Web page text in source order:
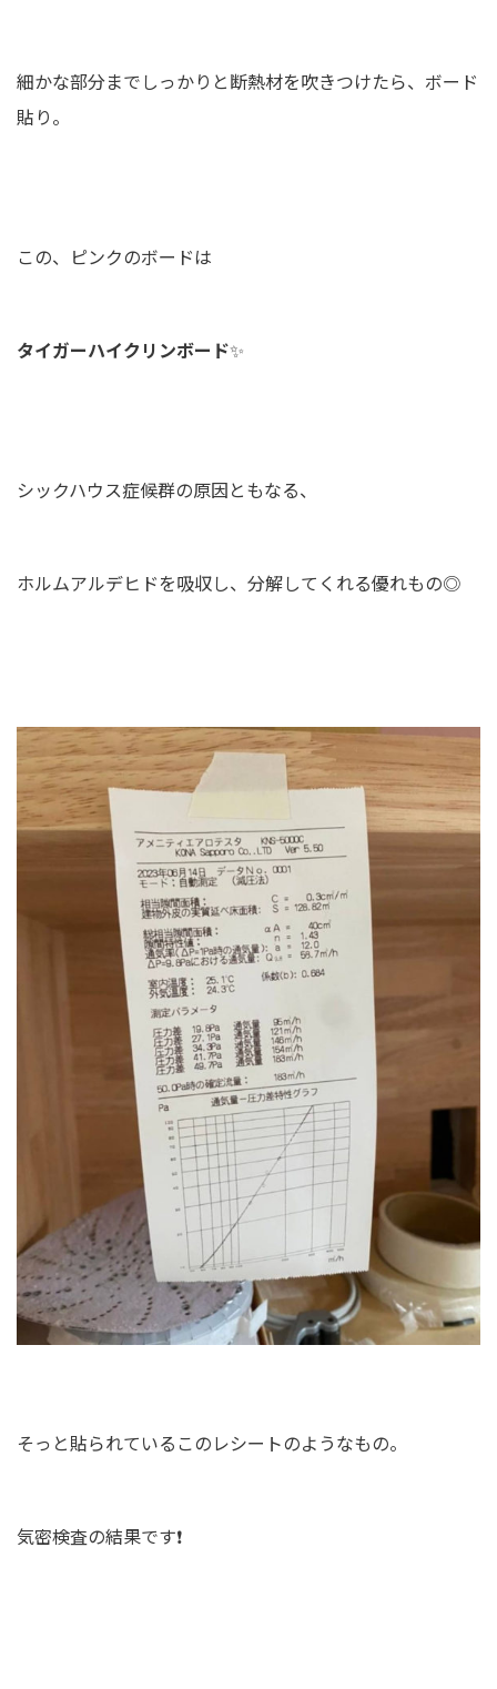
細かな部分までしっかりと断熱材を吹きつけたら、ボード
貼り。
この、ピンクのボードは
タイガーハイクリンボード✨
シックハウス症候群の原因ともなる、
ホルムアルデヒドを吸収し、分解してくれる優れもの◎
そっと貼られているこのレシートのようなもの。
気密検査の結果です❗️